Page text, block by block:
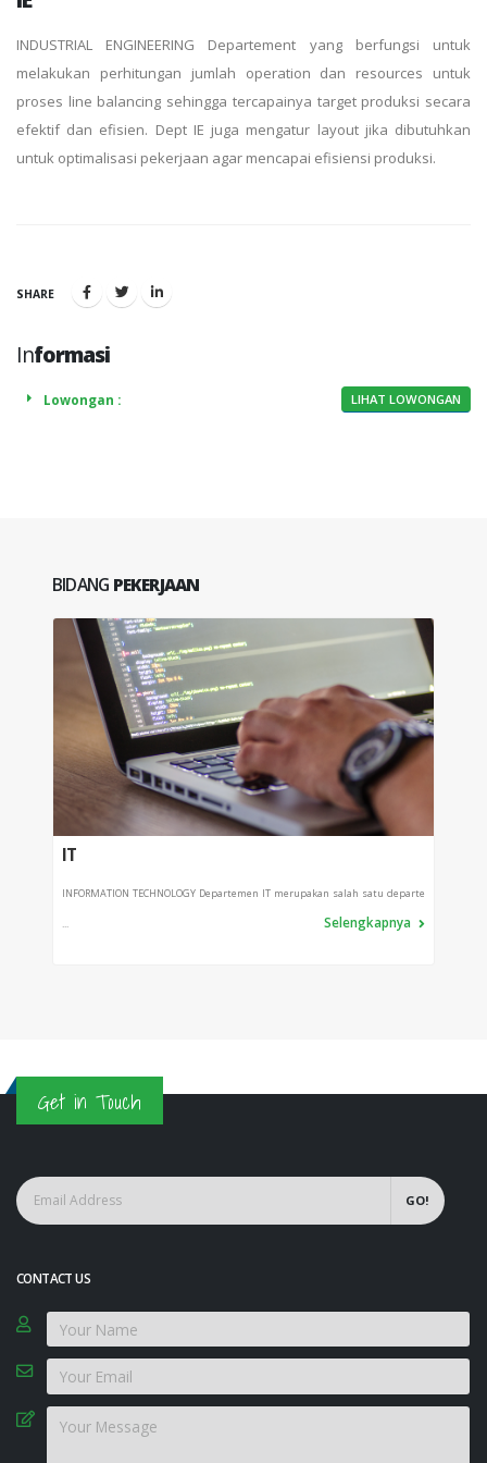
INDUSTRIAL ENGINEERING Departement yang berfungsi untuk
melakukan perhitungan jumlah operation dan resources untuk
proses line balancing sehingga tercapainya target produksi secara
efektif dan efisien. Dept IE juga mengatur layout jika dibutuhkan
untuk optimalisasi pekerjaan agar mencapai efisiensi produksi.
SHARE
Informasi
Lowongan : LIHAT LOWONGAN
BIDANG PEKERJAAN
IT
INFORMATION TECHNOLOGY Departemen IT merupakan salah satu departe
... Selengkapnya
Get in Touch
GO!
CONTACT US